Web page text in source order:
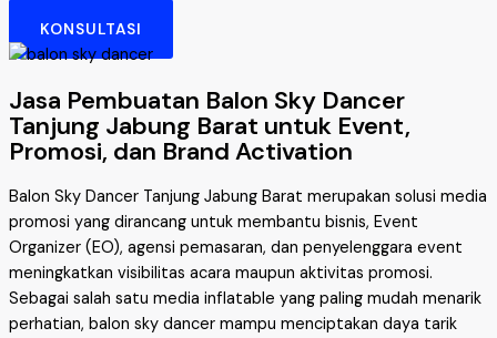
KONSULTASI
Jasa Pembuatan Balon Sky Dancer
Tanjung Jabung Barat untuk Event,
Promosi, dan Brand Activation
Balon Sky Dancer Tanjung Jabung Barat merupakan solusi media
promosi yang dirancang untuk membantu bisnis, Event
Organizer (EO), agensi pemasaran, dan penyelenggara event
meningkatkan visibilitas acara maupun aktivitas promosi.
Sebagai salah satu media inflatable yang paling mudah menarik
perhatian, balon sky dancer mampu menciptakan daya tarik